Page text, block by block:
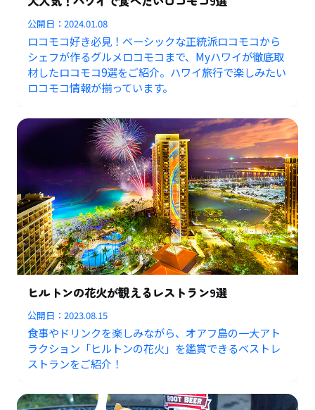
公開日：2024.01.08
ロコモコ好き必見！ベーシックな正統派ロコモコから
シェフが作るグルメロコモコまで、Myハワイが徹底取
材したロコモコ9選をご紹介。ハワイ旅行で楽しみたい
ロコモコ情報が揃っています。
ヒルトンの花火が観えるレストラン9選
公開日：2023.08.15
食事やドリンクを楽しみながら、オアフ島の一大アト
ラクション「ヒルトンの花火」を鑑賞できるベストレ
ストランをご紹介！